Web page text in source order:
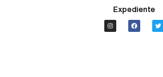
Expediente